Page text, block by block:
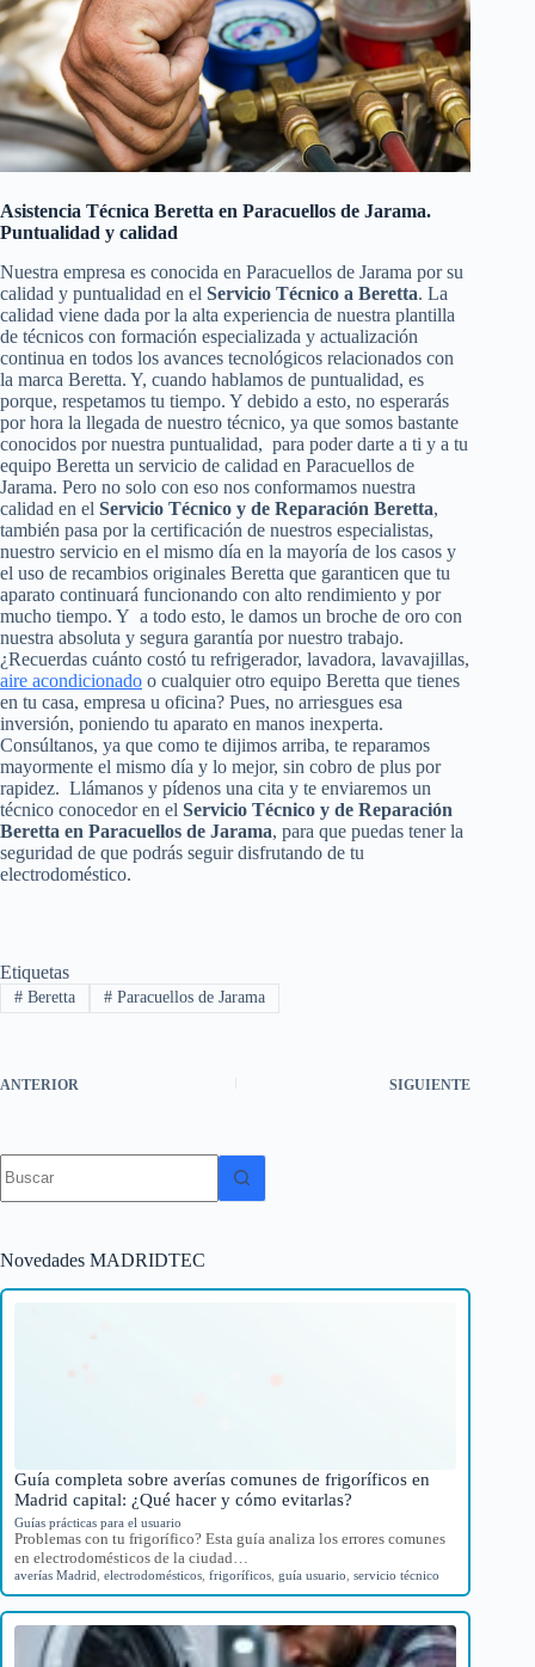
Asistencia Técnica Beretta en Paracuellos de Jarama.
Puntualidad y calidad
Nuestra empresa es conocida en Paracuellos de Jarama por su
calidad y puntualidad en el Servicio Técnico a Beretta. La
calidad viene dada por la alta experiencia de nuestra plantilla
de técnicos con formación especializada y actualización
continua en todos los avances tecnológicos relacionados con
la marca Beretta. Y, cuando hablamos de puntualidad, es
porque, respetamos tu tiempo. Y debido a esto, no esperarás
por hora la llegada de nuestro técnico, ya que somos bastante
conocidos por nuestra puntualidad, para poder darte a ti y a tu
equipo Beretta un servicio de calidad en Paracuellos de
Jarama. Pero no solo con eso nos conformamos nuestra
calidad en el Servicio Técnico y de Reparación Beretta,
también pasa por la certificación de nuestros especialistas,
nuestro servicio en el mismo día en la mayoría de los casos y
el uso de recambios originales Beretta que garanticen que tu
aparato continuará funcionando con alto rendimiento y por
mucho tiempo. Y a todo esto, le damos un broche de oro con
nuestra absoluta y segura garantía por nuestro trabajo.
¿Recuerdas cuánto costó tu refrigerador, lavadora, lavavajillas,
aire acondicionado o cualquier otro equipo Beretta que tienes
en tu casa, empresa u oficina? Pues, no arriesgues esa
inversión, poniendo tu aparato en manos inexperta.
Consúltanos, ya que como te dijimos arriba, te reparamos
mayormente el mismo día y lo mejor, sin cobro de plus por
rapidez. Llámanos y pídenos una cita y te enviaremos un
técnico conocedor en el Servicio Técnico y de Reparación
Beretta en Paracuellos de Jarama, para que puedas tener la
seguridad de que podrás seguir disfrutando de tu
electrodoméstico.
Etiquetas
#Beretta #Paracuellos de Jarama
ANTERIOR SIGUIENTE
resultados
Novedades MADRIDTEC
Guía completa sobre averías comunes de frigoríficos en
Madrid capital: ¿Qué hacer y cómo evitarlas?
Guías prácticas para el usuario
Problemas con tu frigorífico? Esta guía analiza los errores comunes
en electrodomésticos de la ciudad…
averías Madrid electrodomésticos frigoríficos guía usuario servicio técnico